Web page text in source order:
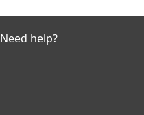
Need help?